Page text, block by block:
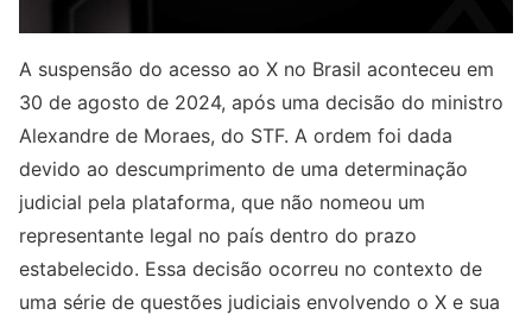
A suspensão do acesso ao X no Brasil aconteceu em
30 de agosto de 2024, após uma decisão do ministro
Alexandre de Moraes, do STF. A ordem foi dada
devido ao descumprimento de uma determinação
judicial pela plataforma, que não nomeou um
representante legal no país dentro do prazo
estabelecido. Essa decisão ocorreu no contexto de
uma série de questões judiciais envolvendo o X e sua